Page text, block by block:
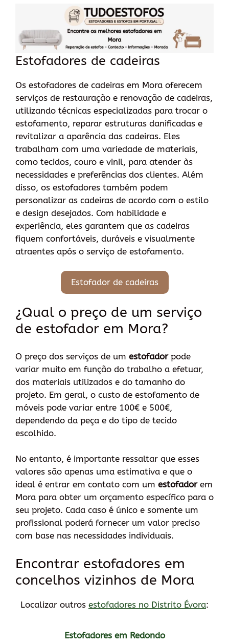
Estofadores de cadeiras
Os estofadores de cadeiras em Mora oferecem
serviços de restauração e renovação de cadeiras,
utilizando técnicas especializadas para trocar o
estofamento, reparar estruturas danificadas e
revitalizar a aparência das cadeiras. Eles
trabalham com uma variedade de materiais,
como tecidos, couro e vinil, para atender às
necessidades e preferências dos clientes. Além
disso, os estofadores também podem
personalizar as cadeiras de acordo com o estilo
e design desejados. Com habilidade e
experiência, eles garantem que as cadeiras
fiquem confortáveis, duráveis ​​e visualmente
atraentes após o serviço de estofamento.
Estofador de cadeiras
¿Qual o preço de um serviço
de estofador em Mora?
O preço dos serviços de um estofadorpode
variar muito em função do trabalho a efetuar,
dos materiais utilizados e do tamanho do
projeto. Em geral, o custo de estofamento de
móveis pode variar entre 100€ e 500€,
dependendo da peça e do tipo de tecido
escolhido.
No entanto, é importante ressaltar que esses
valores são apenas uma estimativa e que o
ideal é entrar em contato com um estofadorem
Mora para obter um orçamento específico para o
seu projeto. Cada caso é único e somente um
profissional poderá fornecer um valor preciso
com base nas necessidades individuais.
Encontrar estofadores em
concelhos vizinhos de Mora
Localizar outros estofadores no Distrito Évora:
Estofadores em Redondo